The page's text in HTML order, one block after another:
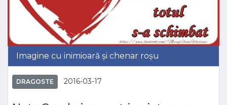
Imagine cu inimioară și chenar roșu
DRAGOSTE 2016-03-17